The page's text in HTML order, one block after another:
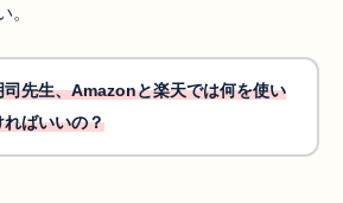
。
司先生、Amazonと楽天では何を使い
ればいいの？